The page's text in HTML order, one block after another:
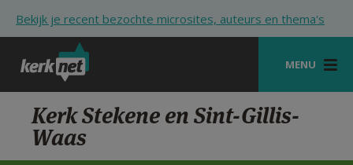
Bekijk je recent bezochte microsites, auteurs en thema's
MENU
STARTPAGINA
KERK
Kerk Stekene en Sint-Gillis-
Waas